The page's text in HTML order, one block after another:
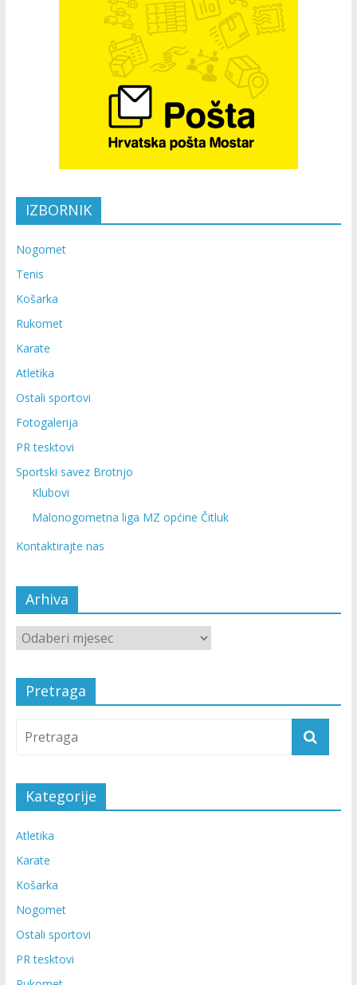
IZBORNIK
Nogomet
Tenis
Košarka
Rukomet
Karate
Atletika
Ostali sportovi
Fotogalerija
PR tesktovi
Sportski savez Brotnjo
Klubovi
Malonogometna liga MZ općine Čitluk
Kontaktirajte nas
Arhiva
Pretraga
Kategorije
Atletika
Karate
Košarka
Nogomet
Ostali sportovi
PR tesktovi